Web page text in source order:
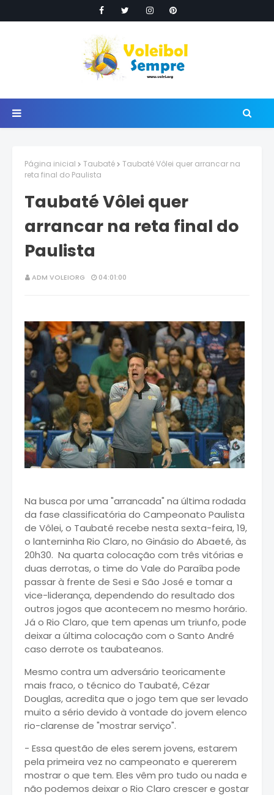
Página inicial Taubaté
Taubaté Vôlei quer arrancar na
reta final do Paulista
Taubaté Vôlei quer
arrancar na reta final do
Paulista
ADM VOLEIORG 04:01:00
Na busca por uma "arrancada" na última rodada
da fase classificatória do Campeonato Paulista
de Vôlei, o Taubaté recebe nesta sexta-feira, 19,
o lanterninha Rio Claro, no Ginásio do Abaeté, às
20h30. Na quarta colocação com três vitórias e
duas derrotas, o time do Vale do Paraíba pode
passar à frente de Sesi e São José e tomar a
vice-liderança, dependendo do resultado dos
outros jogos que acontecem no mesmo horário.
Já o Rio Claro, que tem apenas um triunfo, pode
deixar a última colocação com o Santo André
caso derrote os taubateanos.
Mesmo contra um adversário teoricamente
mais fraco, o técnico do Taubaté, Cézar
Douglas, acredita que o jogo tem que ser levado
muito a sério devido à vontade do jovem elenco
rio-clarense de "mostrar serviço".
- Essa questão de eles serem jovens, estarem
pela primeira vez no campeonato e quererem
mostrar o que tem. Eles vêm pro tudo ou nada e
não podemos deixar o Rio Claro crescer e gostar